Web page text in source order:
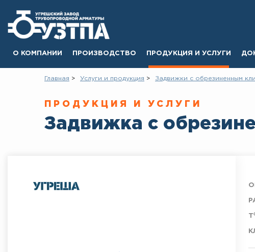
О КОМПАНИИ ПРОИЗВОДСТВО ПРОДУКЦИЯ И УСЛУГИ
Главная Услуги и продукция Задвижки с обрезиненным
ПРОДУКЦИЯ И УСЛУГИ
Задвижка с